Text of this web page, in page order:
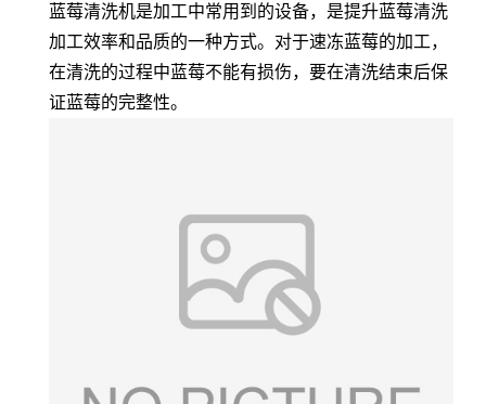
蓝莓清洗机是加工中常用到的设备，是提升蓝莓清洗
加工效率和品质的一种方式。对于速冻蓝莓的加工，
在清洗的过程中蓝莓不能有损伤，要在清洗结束后保
证蓝莓的完整性。